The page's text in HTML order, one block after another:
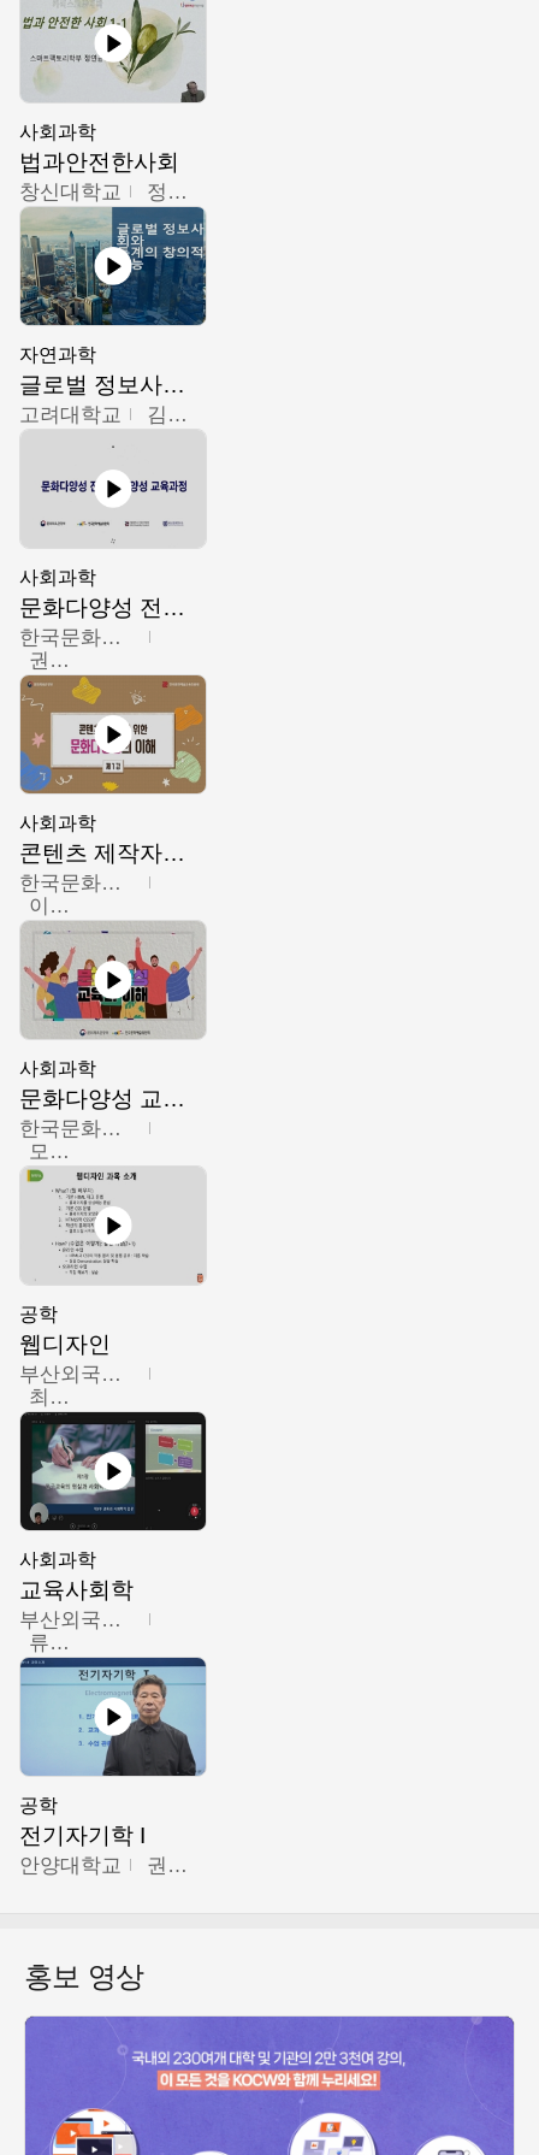
사회과학
법과안전한사회
창신대학교 정연균
자연과학
글로벌 정보사회와 통계의 창의적 기능
고려대학교 김희영
사회과학
문화다양성 전문인력 양성 기본과정 - 문화다양성의 이해
한국문화예술교육진흥원
권숙인 외 8명
사회과학
콘텐츠 제작자를 위한 문화다양성의 이해
한국문화예술교육진흥원
이성민
사회과학
문화다양성 교육의 이해
한국문화예술교육진흥원
모경환,성상환,정문성
공학
웹디자인
부산외국어대학교
최진오
사회과학
교육사회학
부산외국어대학교
류영철
공학
전기자기학 I
안양대학교 권원현
홍보 영상